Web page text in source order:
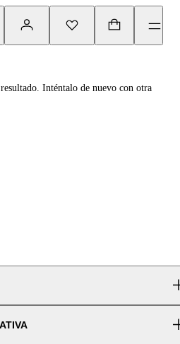
Inténtalo de nuevo con otra